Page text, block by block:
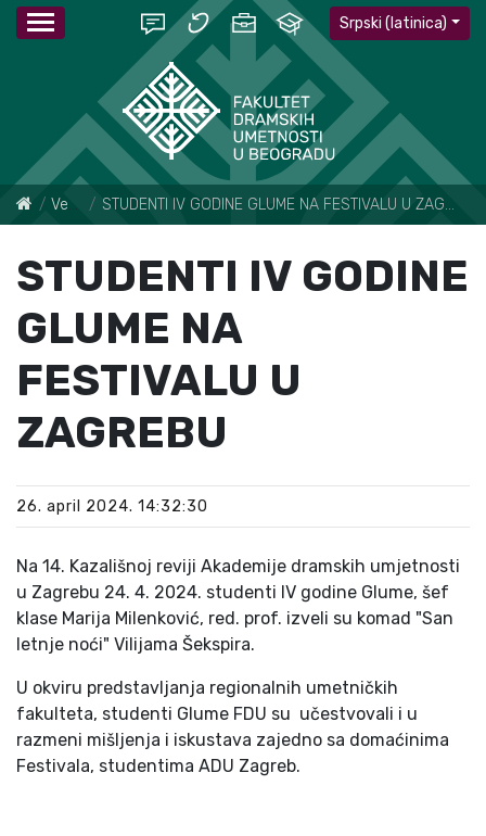
Srpski (latinica)
Vesti STUDENTI IV GODINE GLUME NA FESTIVALU U ZAGREBU
STUDENTI IV GODINE
GLUME NA
FESTIVALU U
ZAGREBU
26. april 2024. 14:32:30
Na 14. Kazališnoj reviji Akademije dramskih umjetnosti
u Zagrebu 24. 4. 2024. studenti IV godine Glume, šef
klase Marija Milenković, red. prof. izveli su komad "San
letnje noći" Vilijama Šekspira.
U okviru predstavljanja regionalnih umetničkih
fakulteta, studenti Glume FDU su učestvovali i u
razmeni mišljenja i iskustava zajedno sa domaćinima
Festivala, studentima ADU Zagreb.